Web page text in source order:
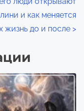
и как меняется
жизнь до и после >